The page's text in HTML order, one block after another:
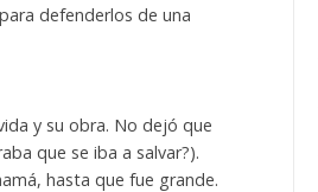
defenderlos de una
y su obra. No dejó que
que se iba a salvar?).
hasta que fue grande.